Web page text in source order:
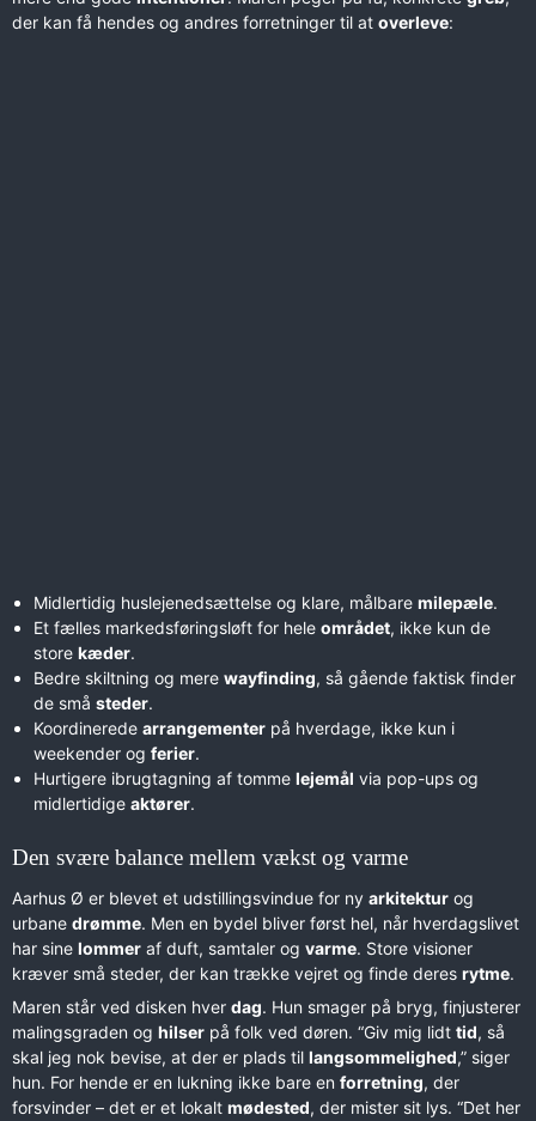
der kan få hendes og andres forretninger til at overleve:
Midlertidig huslejenedsættelse og klare, målbare milepæle.
Et fælles markedsføringsløft for hele området, ikke kun de
store kæder.
Bedre skiltning og mere wayfinding, så gående faktisk finder
de små steder.
Koordinerede arrangementerpå hverdage, ikke kun i
weekender og ferier.
Hurtigere ibrugtagning af tomme lejemål via pop-ups og
midlertidige aktører.
Den svære balance mellem vækst og varme
Aarhus Ø er blevet et udstillingsvindue for ny arkitektur og
urbane drømme. Men en bydel bliver først hel, når hverdagslivet
har sine lommer af duft, samtaler og varme. Store visioner
kræver små steder, der kan trække vejret og finde deres rytme.
Maren står ved disken hver dag. Hun smager på bryg, finjusterer
malingsgraden og hilser på folk ved døren. “Giv mig lidt tid, så
skal jeg nok bevise, at der er plads til langsommelighed,” siger
hun. For hende er en lukning ikke bare en forretning, der
forsvinder – det er et lokalt mødested, der mister sit lys. “Det her